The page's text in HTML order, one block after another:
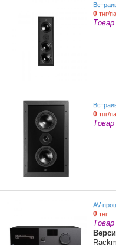
0 тңг/
Товар
0 тңг/
Товар
AV-
0 тңг
Товар